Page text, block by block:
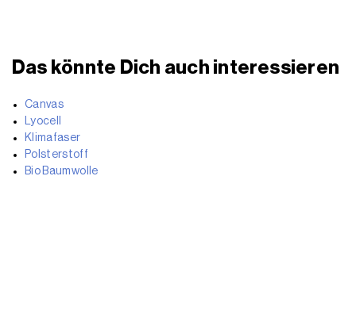
Das könnte Dich auch interessieren
Canvas
Lyocell
Klimafaser
Polsterstoff
Bio Baumwolle